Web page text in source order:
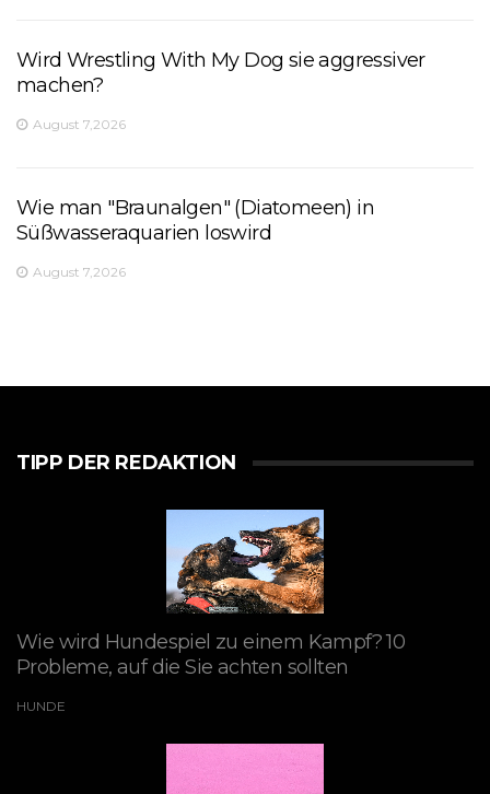
Wird Wrestling With My Dog sie aggressiver
machen?
August 7,2026
Wie man "Braunalgen" (Diatomeen) in
Süßwasseraquarien loswird
August 7,2026
TIPP DER REDAKTION
Wie wird Hundespiel zu einem Kampf? 10
Probleme, auf die Sie achten sollten
HUNDE